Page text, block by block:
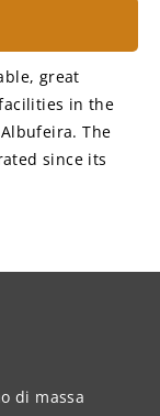
great
in the
The
since its
di massa